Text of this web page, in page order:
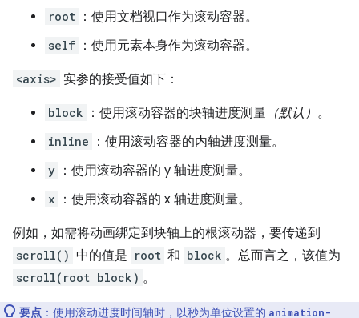
root ：使用文档视口作为滚动容器。
self ：使用元素本身作为滚动容器。
<axis> 实参的接受值如下：
block ：使用滚动容器的块轴进度测量 （默认） 。
inline ：使用滚动容器的内轴进度测量。
y ：使用滚动容器的 y 轴进度测量。
x ：使用滚动容器的 x 轴进度测量。
例如，如需将动画绑定到块轴上的根滚动器，要传递到
scroll() 中的值是 root 和 block 。总而言之，该值为
scroll(root block) 。
要点 ：使用滚动进度时间轴时，以秒为单位设置的 animation-